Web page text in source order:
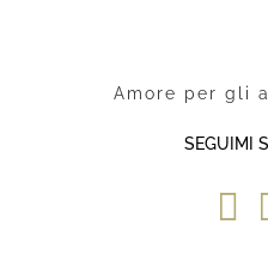
Amore per gli
SEGUIMI